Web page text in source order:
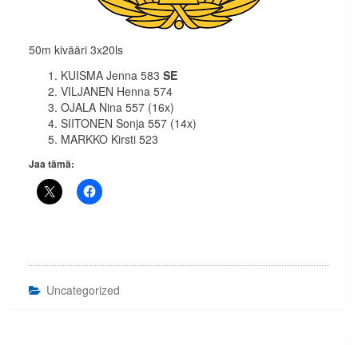
50m kivääri 3x20ls
KUISMA Jenna 583 SE
VILJANEN Henna 574
OJALA Nina 557 (16x)
SIITONEN Sonja 557 (14x)
MARKKO Kirsti 523
Jaa tämä:
Uncategorized